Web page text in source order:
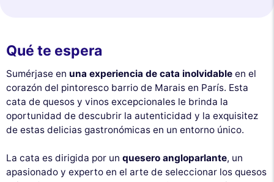
Qué te espera
Sumérjase en una experiencia de cata inolvidable en el
corazón del pintoresco barrio de Marais en París. Esta
cata de quesos y vinos excepcionales le brinda la
oportunidad de descubrir la autenticidad y la exquisitez
de estas delicias gastronómicas en un entorno único.
La cata es dirigida por un quesero angloparlante, un
apasionado y experto en el arte de seleccionar los quesos